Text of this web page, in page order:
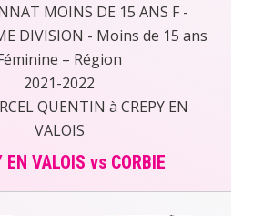
MOINS DE 15 ANS F -
DIVISION - Moins de 15 ans
– Région
2021-2022
QUENTIN à CREPY EN
VALOIS
EN VALOIS vs CORBIE